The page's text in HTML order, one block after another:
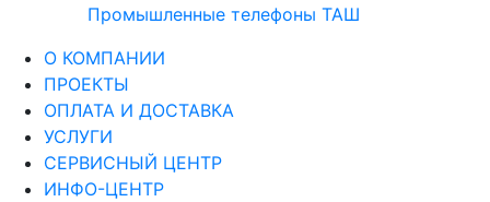
Промышленные телефоны ТАШ
О КОМПАНИИ
ПРОЕКТЫ
ОПЛАТА И ДОСТАВКА
УСЛУГИ
СЕРВИСНЫЙ ЦЕНТР
ИНФО-ЦЕНТР